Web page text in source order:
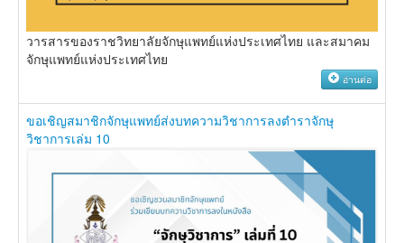
วารสารของราชวิทยาลัยจักษุแพทย์แห่งประเทศไทย และสมาคม
จักษุแพทย์แห่งประเทศไทย
อ่านต่อ
ขอเชิญสมาชิกจักษุแพทย์ส่งบทความวิชาการลงตำราจักษุ
วิชาการเล่ม 10